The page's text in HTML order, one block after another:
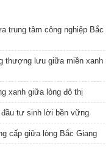
trung tâm công nghiệp Bắc
thượng lưu giữa miền xanh
xanh giữa lòng đô thị
tư sinh lời bền vững
cấp giữa lòng Bắc Giang